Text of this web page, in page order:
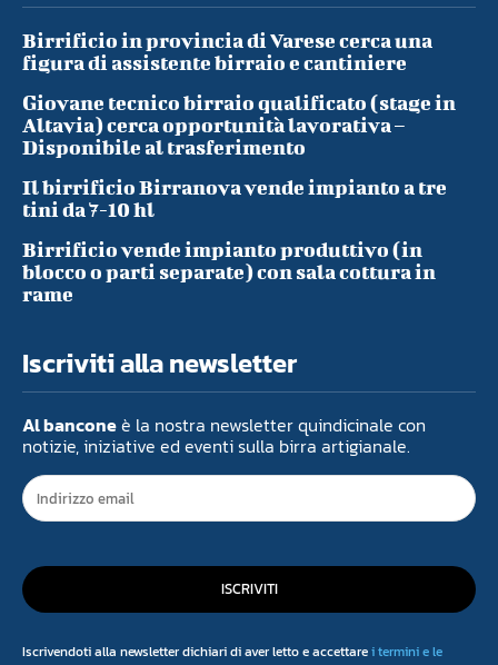
Birrificio in provincia di Varese cerca una
figura di assistente birraio e cantiniere
Giovane tecnico birraio qualificato (stage in
Altavia) cerca opportunità lavorativa –
Disponibile al trasferimento
Il birrificio Birranova vende impianto a tre
tini da 7-10 hl
Birrificio vende impianto produttivo (in
blocco o parti separate) con sala cottura in
rame
Iscriviti alla newsletter
Al banconeè la nostra newsletter quindicinale con
notizie, iniziative ed eventi sulla birra artigianale.
ISCRIVITI
Iscrivendoti alla newsletter dichiari di aver letto e accettarei termini e le